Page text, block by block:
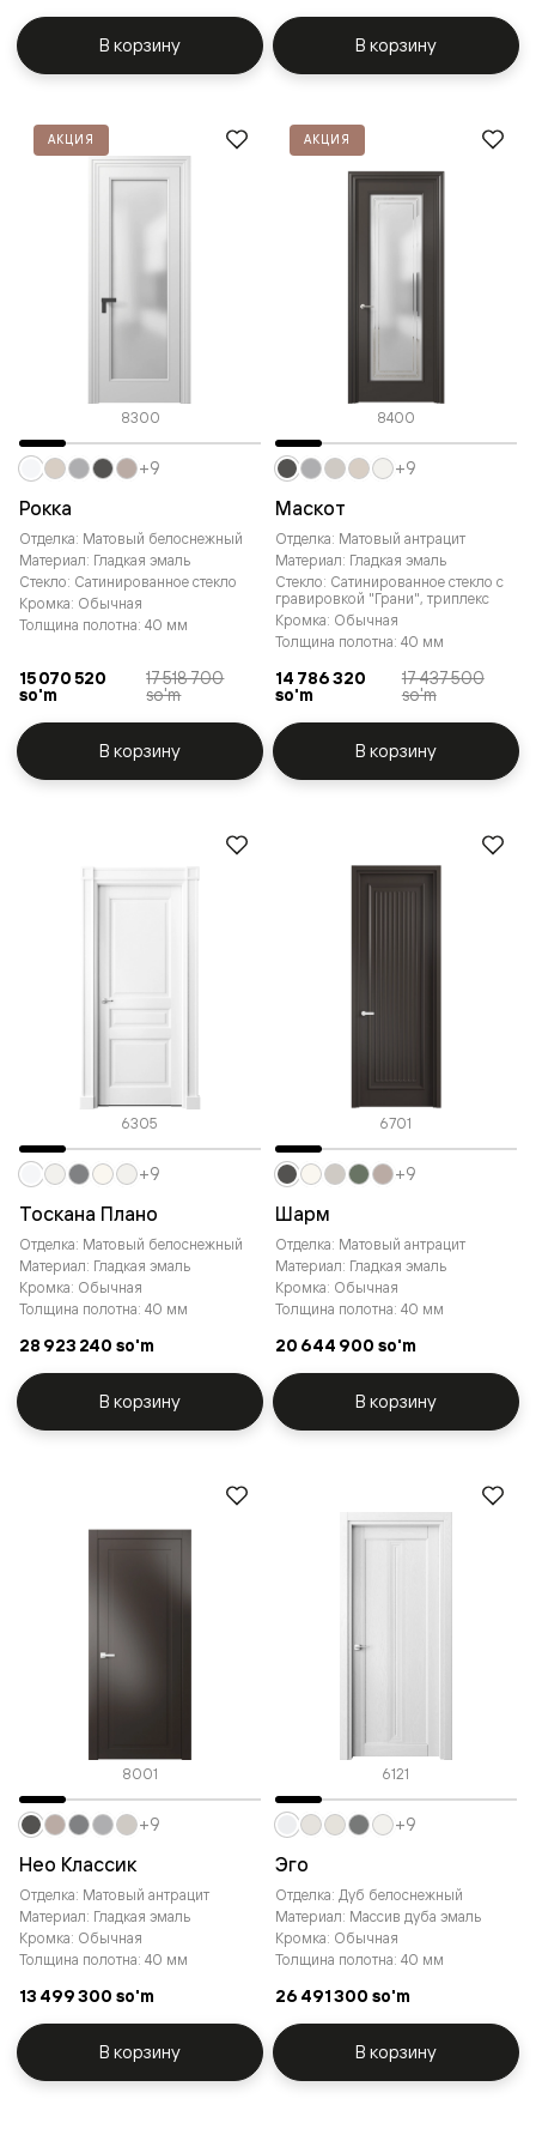
В корзину В корзину
АКЦИЯ
8300
Рокка
Отделка: Матовый белоснежный
Материал: Гладкая эмаль
Стекло: Сатинированное стекло
Кромка: Обычная
Толщина полотна: 40 мм
15 070 520
so'm
17 518 700
so'm
+9
В корзину
АКЦИЯ
8400
Маскот
Отделка: Матовый антрацит
Материал: Гладкая эмаль
Стекло: Сатинированное стекло с
гравировкой "Грани", триплекс
Кромка: Обычная
Толщина полотна: 40 мм
14 786 320
so'm
17 437 500
so'm
+9
В корзину
6305
Тоскана Плано
Отделка: Матовый белоснежный
Материал: Гладкая эмаль
Кромка: Обычная
Толщина полотна: 40 мм
28 923 240 so'm
+9
В корзину
6701
Шарм
Отделка: Матовый антрацит
Материал: Гладкая эмаль
Кромка: Обычная
Толщина полотна: 40 мм
20 644 900 so'm
+9
В корзину
8001
Нео Классик
Отделка: Матовый антрацит
Материал: Гладкая эмаль
Кромка: Обычная
Толщина полотна: 40 мм
13 499 300 so'm
+9
В корзину
6121
Эго
Отделка: Дуб белоснежный
Материал: Массив дуба эмаль
Кромка: Обычная
Толщина полотна: 40 мм
26 491 300 so'm
+9
В корзину